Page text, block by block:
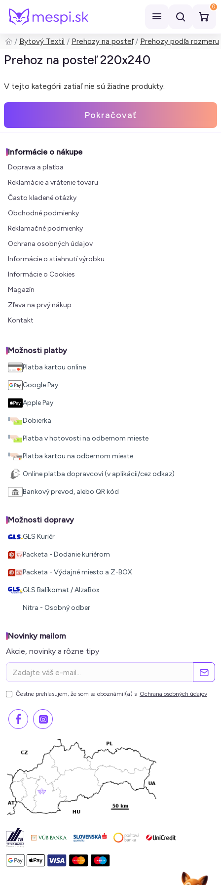
0
Hľadať
Bytový Textil Prehozy na posteľ Prehozy podľa rozmeru
Prehoz na posteľ 220x240
V tejto kategórii zatiaľ nie sú žiadne produkty.
Pokračovať
Informácie o nákupe
Doprava a platba
Reklamácie a vrátenie tovaru
Často kladené otázky
Obchodné podmienky
Reklamačné podmienky
Ochrana osobných údajov
Informácie o stiahnutí výrobku
Informácie o Cookies
Magazín
Zľava na prvý nákup
Kontakt
Možnosti platby
Platba kartou online
Google Pay
Apple Pay
Dobierka
Platba v hotovosti na odbernom mieste
Platba kartou na odbernom mieste
Online platba dopravcovi (v aplikácii/cez odkaz)
Bankový prevod, alebo QR kód
Možnosti dopravy
GLS Kuriér
Packeta - Dodanie kuriérom
Packeta - Výdajné miesto a Z-BOX
GLS Balíkomat / AlzaBox
Nitra - Osobný odber
Novinky mailom
Akcie, novinky a rôzne tipy
Čestne prehlasujem, že som sa oboznámil(a) s Ochrana osobných údajov